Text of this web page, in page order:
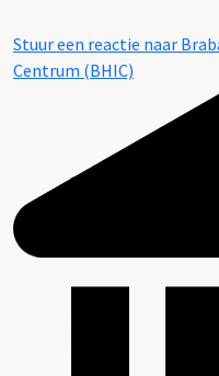
Stuur een reactie naar
Centrum (BHIC)